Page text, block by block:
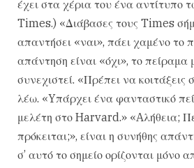
έχει στα χέρια του ένα αντίτυπο
Times.) «Διάβασες τους Times
απαντήσει «ναι», πάει χαμένο το
απάντηση είναι «όχι», το πείραμα
συνεχιστεί. «Πρέπει να κοιτάξεις
λέω. «Yπάρχει ένα φανταστικό
μελέτη στο Harvard.» «Aλήθεια;
πρόκειται;», είναι η συνήθης
σ’ αυτό το σημείο ορίζονται μόνο